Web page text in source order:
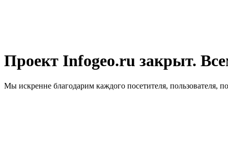
Проект Infogeo.ru закрыт.
Мы искренне благодарим каждого посетителя, пользователя,